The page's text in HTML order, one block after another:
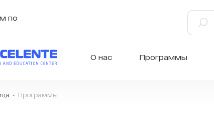
по
О нас Программы
Программы